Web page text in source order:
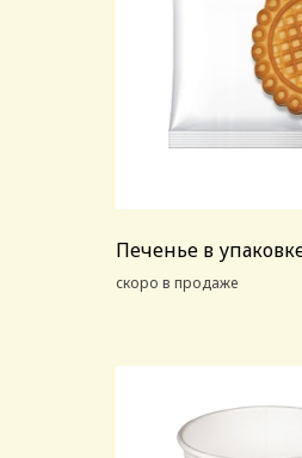
Печенье в
скоро в продаже